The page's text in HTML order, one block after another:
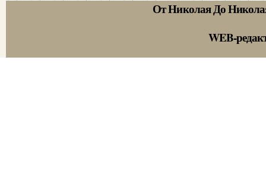
От Николая До
WEB-